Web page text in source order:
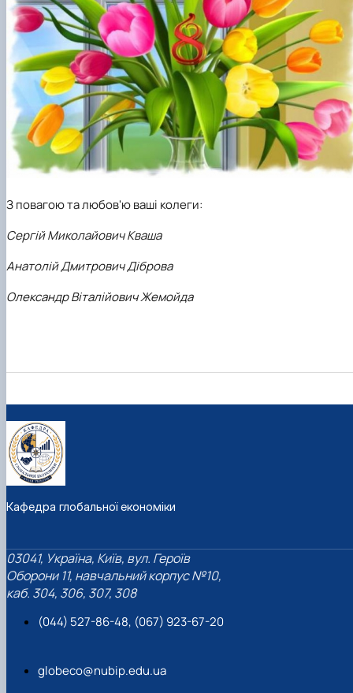
З повагою та любов'ю ваші колеги:
Сергій Миколайович Кваша
Анатолій Дмитрович Діброва
Олександр Віталійович Жемойда
Кафедра глобальної економіки
03041, Україна, Київ, вул. Героїв
Оборони 11, навчальний корпус №10,
каб. 304, 306, 307, 308
(044) 527-86-48, (067) 923-67-20
globeco@nubip.edu.ua